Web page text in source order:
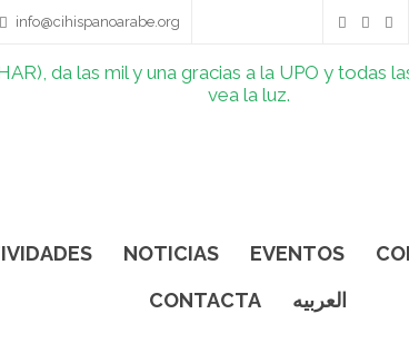
info@cihispanoarabe.org
NOTICIAS EVENTOS
CONTACTA
العربيه